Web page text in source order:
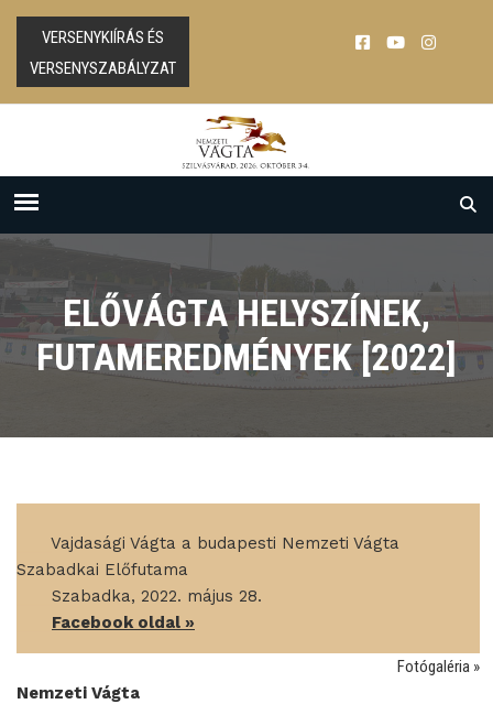
VERSENYKIÍRÁS ÉS
VERSENYSZABÁLYZAT
ELŐVÁGTA HELYSZÍNEK,
FUTAMEREDMÉNYEK [2022]
Vajdasági Vágta a budapesti Nemzeti Vágta
Szabadkai Előfutama
Szabadka, 2022. május 28.
Facebook oldal »
Fotógaléria »
Nemzeti Vágta